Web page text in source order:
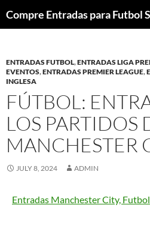
to
ENTRADAS FUTBOL,ENTRADAS LIGA
EVENTOS,ENTRADAS PREMIER LEAGUE,
INGLESA
FÚTBOL:
LOS PARTIDOS
MANCHESTER
JULY 8, 2024 ADMIN
Entradas Manchester City, Futbol